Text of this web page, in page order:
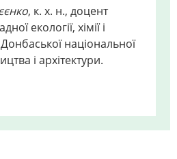
, к. х. н., доцент
екології, хімії і
національної
і архітектури.